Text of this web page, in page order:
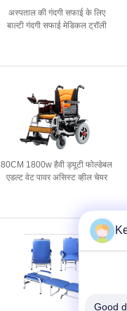
अस्पताल की गंदगी सफाई के लिए
बाल्टी गंदगी सफाई मेडिकल ट्रॉली
80CM 1800w हैवी ड्यूटी फोल्डेबल
एडल्ट वेट पावर असिस्ट व्हील चेयर
Good